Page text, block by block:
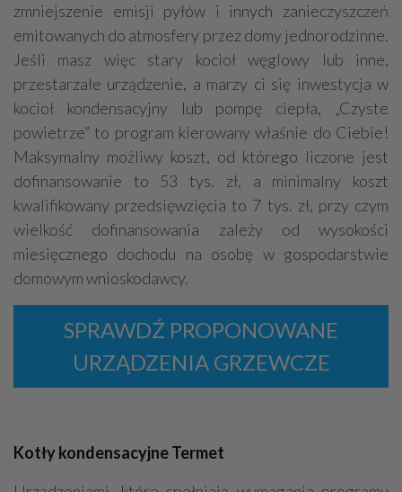
zmniejszenie emisji pyłów i innych zanieczyszczeń
emitowanych do atmosfery przez domy jednorodzinne.
Jeśli masz więc stary kocioł węglowy lub inne,
przestarzałe urządzenie, a marzy ci się inwestycja w
kocioł kondensacyjny lub pompę ciepła, „Czyste
powietrze” to program kierowany właśnie do Ciebie!
Maksymalny możliwy koszt, od którego liczone jest
dofinansowanie to 53 tys. zł, a minimalny koszt
kwalifikowany przedsięwzięcia to 7 tys. zł, przy czym
wielkość dofinansowania zależy od wysokości
miesięcznego dochodu na osobę w gospodarstwie
domowym wnioskodawcy.
SPRAWDŹ PROPONOWANE
URZĄDZENIA GRZEWCZE
Kotły kondensacyjne Termet